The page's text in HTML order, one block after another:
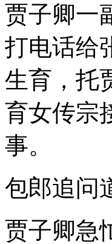
贾子卿一
打电话给
生育，托
育女传宗
事。
包郎追问
贾子卿急